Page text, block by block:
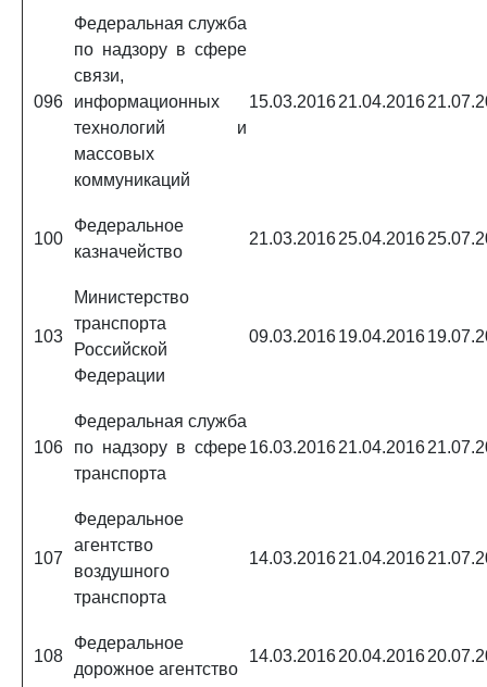
096
Федеральная служба
по надзору в сфере
связи,
информационных
технологий и
массовых
коммуникаций
15.03.201621.04.2016
100
Федеральное
казначейство
21.03.201625.04.2016
103
Министерство
транспорта
Российской
Федерации
09.03.201619.04.2016
106
Федеральная служба
по надзору в сфере
транспорта
16.03.201621.04.2016
107
Федеральное
агентство
воздушного
транспорта
14.03.201621.04.2016
108
Федеральное
дорожное агентство
14.03.201620.04.2016